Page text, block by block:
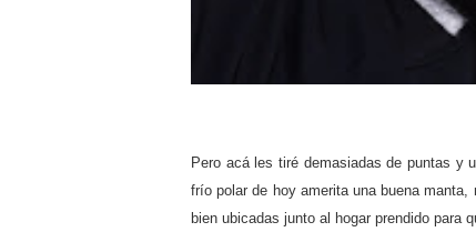
Pero acá les tiré demasiadas de puntas y
frío polar de hoy amerita una buena
bien ubicadas junto al hogar prendido para